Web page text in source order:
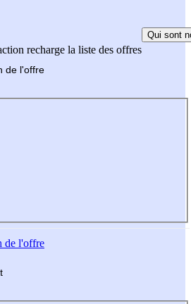
recharge la liste des offres
Qui sont
de l'offre
de l'offre